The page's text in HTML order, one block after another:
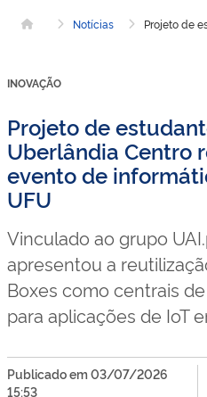
Página inicial
Notícias Projeto de
INOVAÇÃO
Projeto de
Uberlândia Centro
evento de
UFU
Vinculado ao grupo
apresentou a
Boxes como centrais
para aplicações de IoT
Publicado em 03/07/2026
15:53